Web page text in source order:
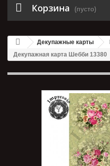
Корзина (пусто)
Декупажные карты
Декупажная карта Шебби 13380